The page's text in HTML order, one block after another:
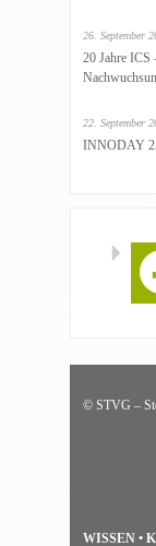
26. September
20 Jahre ICS
22. September
INNODAY
© STVG –
WISSEN •